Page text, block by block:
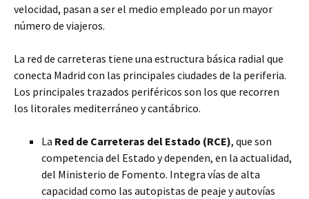
velocidad, pasan a ser el medio empleado por un mayor
número de viajeros.
La red de carreteras tiene una estructura básica radial que
conecta Madrid con las principales ciudades de la periferia.
Los principales trazados periféricos son los que recorren
los litorales mediterráneo y cantábrico.
La Red de Carreteras del Estado (RCE), que son
competencia del Estado y dependen, en la actualidad,
del Ministerio de Fomento. Integra vías de alta
capacidad como las autopistas de peaje y autovías